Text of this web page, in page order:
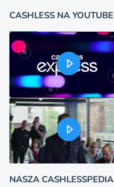
CASHLESS NA YOUTUBE
NASZA CASHLESSPEDIA